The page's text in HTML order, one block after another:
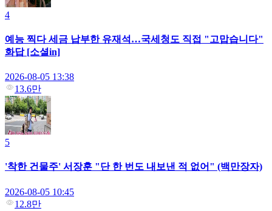
4
예능 찍다 세금 납부한 유재석…국세청도 직접 "고맙습니다"
화답 [소셜in]
2026-08-05 13:38
13.6만
5
'착한 건물주' 서장훈 "단 한 번도 내보낸 적 없어" (백만장자)
2026-08-05 10:45
12.8만